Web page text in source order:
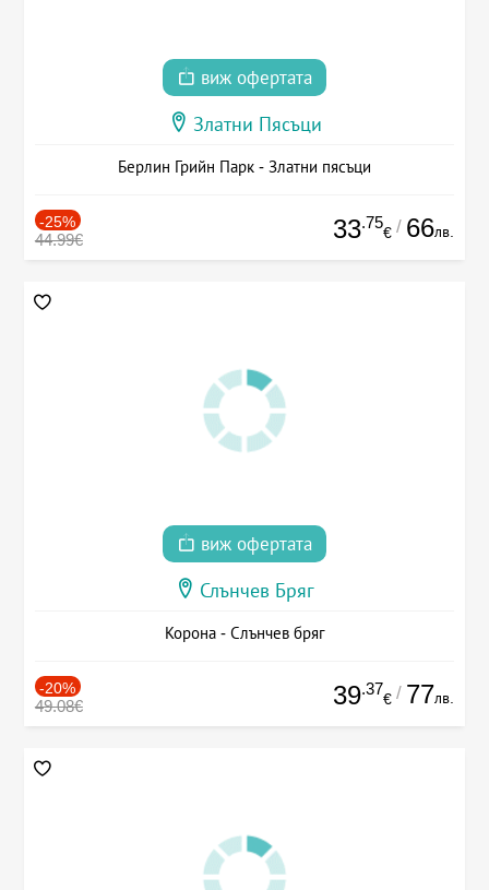
виж офертата
Златни Пясъци
Берлин Грийн Парк - Златни пясъци
-25%
44.99€ 33.75
€ / 66лв.
виж офертата
Слънчев Бряг
Корона - Слънчев бряг
-20%
49.08€ 39.37
€ / 77лв.